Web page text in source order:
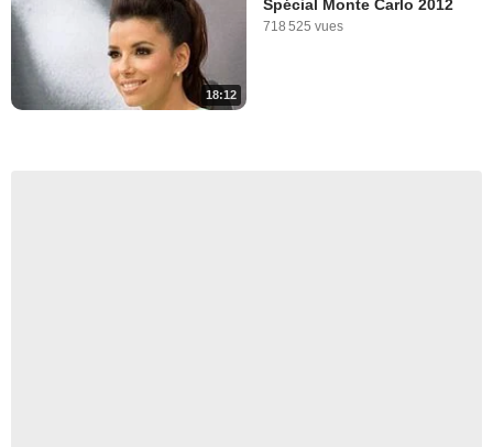
18:12
Spécial Monte Carlo 2012
718 525 vues